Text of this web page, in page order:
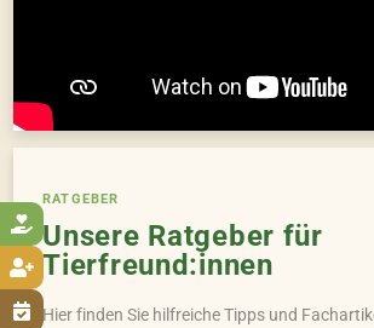



RATGEBER
Unsere Ratgeber für
Tierfreund:innen
Hier finden Sie hilfreiche Tipps und